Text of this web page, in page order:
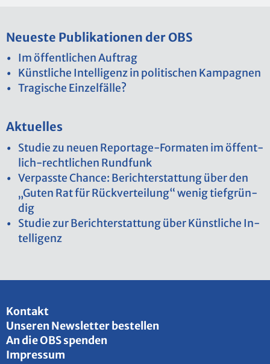
Neu­es­te Pu­bli­ka­tio­nen der OBS
Im öf­fent­li­chen Auf­trag
Künst­li­che In­tel­li­genz in po­li­ti­schen Kam­pa­gnen
Tra­gi­sche Ein­zel­fäl­le?
Ak­tu­el­les
Stu­die zu neuen Re­por­ta­ge-For­ma­ten im öf­fent­
lich-recht­li­chen Rund­funk
Ver­pass­te Chan­ce: Be­richt­erstat­tung über den
„Guten Rat für Rück­ver­tei­lung“ wenig tief­grün­
dig
Stu­die zur Be­richt­erstat­tung über Künst­li­che In­
tel­li­genz
Kon­takt
Un­se­ren News­let­ter be­stel­len
An die OBS spen­den
Im­pres­sum